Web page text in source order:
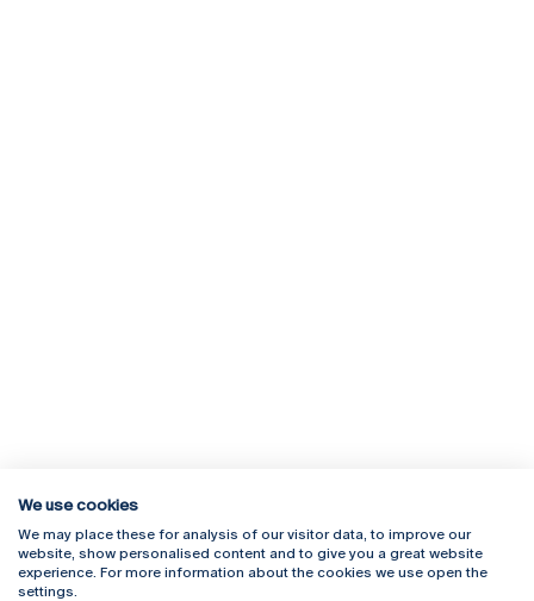
Rua Diogo Botelho 1327
4169-005 Porto
+351 226 196 240
Campus Online
Webmail
We use cookies
We may place these for analysis of our visitor data, to improve our
website, show personalised content and to give you a great website
experience. For more information about the cookies we use open the
settings.